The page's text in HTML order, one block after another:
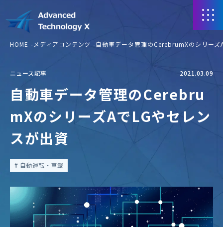
HOME メディアコンテンツ 自動車データ管理のCerebrumXのシリーズ
ニュース記事 2021.03.09
自動車データ管理のCerebru
mXのシリーズAでLGやセレン
スが出資
自動運転・車載